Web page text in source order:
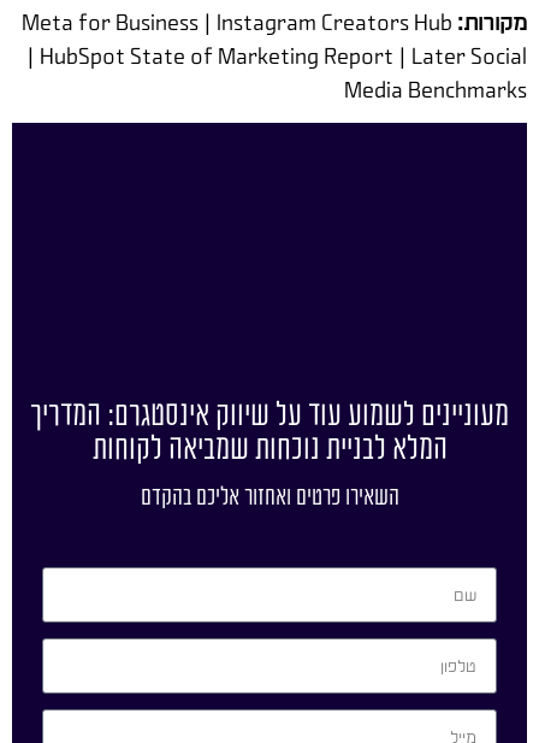
מקורות: Meta for Business | Instagram Creators Hub
| HubSpot State of Marketing Report | Later Social
Media Benchmarks
מעוניינים לשמוע עוד על שיווק אינסטגרם: המדריך
המלא לבניית נוכחות שמביאה לקוחות
השאירו פרטים ואחזור אליכם בהקדם